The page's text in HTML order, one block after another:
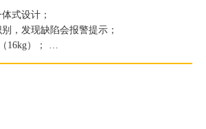
式设计；
，发现缺陷会报警提示；
16kg）；
；